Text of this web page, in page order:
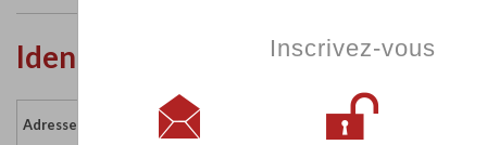
Identité de l'établissement
Adresse :
208 route de Grenoble
Inscrivez-vous